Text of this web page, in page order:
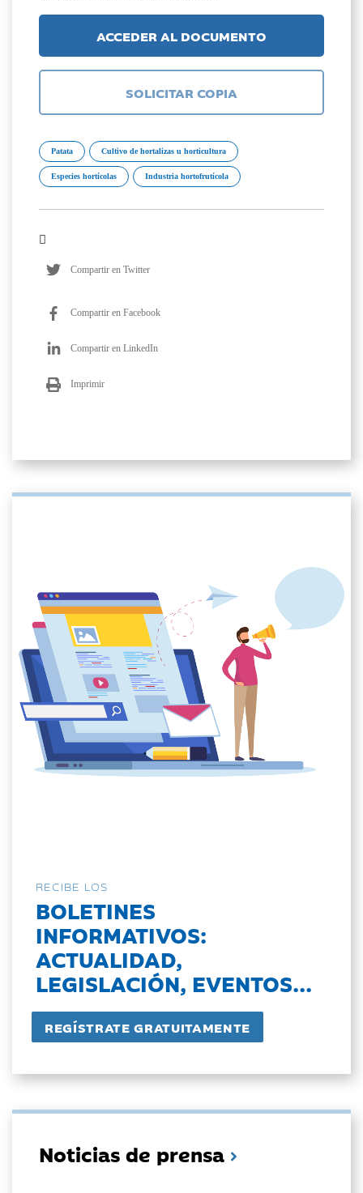
ACCEDER AL DOCUMENTO
SOLICITAR COPIA
Patata Cultivo de hortalizas u horticultura
Especies hortícolas Industria hortofrutícola
Compartir en Twitter
Compartir en Facebook
Compartir en LinkedIn
Imprimir
RECIBE LOS
BOLETINES
INFORMATIVOS:
ACTUALIDAD,
LEGISLACIÓN, EVENTOS...
Noticias de prensa